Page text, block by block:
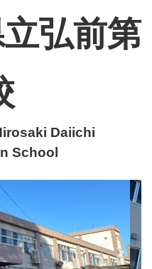
弘前第
Daiichi
School
x
t